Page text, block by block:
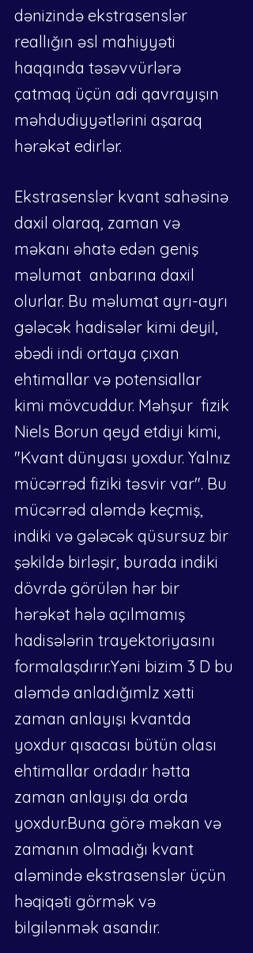
dənizində ekstrasenslər
reallığın əsl mahiyyəti
haqqında təsəvvürlərə
çatmaq üçün adi qavrayışın
məhdudiyyətlərini aşaraq
hərəkət edirlər.
Ekstrasenslər kvant sahəsinə
daxil olaraq, zaman və
məkanı əhatə edən geniş
məlumat  anbarına daxil
olurlar. Bu məlumat ayrı-ayrı
gələcək hadisələr kimi deyil,
əbədi indi ortaya çıxan
ehtimallar və potensiallar
kimi mövcuddur. Məhşur  fizik
Niels Borun qeyd etdiyi kimi,
"Kvant dünyası yoxdur. Yalnız
mücərrəd fiziki təsvir var". Bu
mücərrəd aləmdə keçmiş,
indiki və gələcək qüsursuz bir
şəkildə birləşir, burada indiki
dövrdə görülən hər bir
hərəkət hələ açılmamış
hadisələrin trayektoriyasını
formalaşdırır.Yəni bizim 3 D bu
aləmdə anladığımlz xətti
zaman anlayışı kvantda
yoxdur qısacası bütün olası
ehtimallar ordadır hətta
zaman anlayışı da orda
yoxdur.Buna görə məkan və
zamanın olmadığı kvant
aləmində ekstrasenslər üçün
həqiqəti görmək və
bilgilənmək asandır.